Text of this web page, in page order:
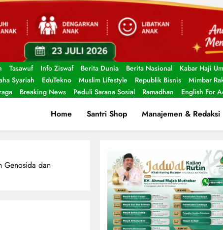
Tasawuf Info Ziswaf Berita Dunia Berita Nasional
Kabar Haji
Syariah EduTekno Muslim Lifestyle Republik Bisnis
Mimbar
Breaking News Peduli Sarana Sosial Ramadhan English For
Home Santri Shop Manajemen & Redaksi
Genosida dan